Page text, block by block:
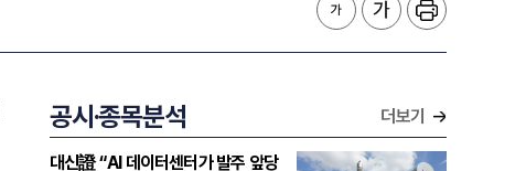
공시·종목분석 더보기
대신證 “AI 데이터센터가 발주 앞당